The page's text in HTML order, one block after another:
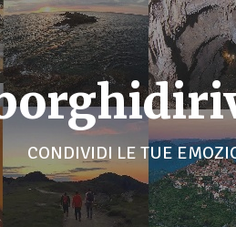
CONDIVIDI LE TUE